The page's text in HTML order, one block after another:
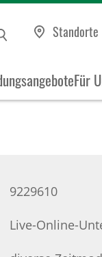
Standorte
Für
9229610
Live-Online-